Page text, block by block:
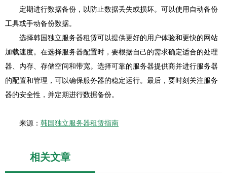
定期进行数据备份，以防止数据丢失或损坏。可以使用自动备份
工具或手动备份数据。
选择韩国独立服务器租赁可以提供更好的用户体验和更快的网站
加载速度。在选择服务器配置时，要根据自己的需求确定适合的处理
器、内存、存储空间和带宽。选择可靠的服务器提供商并进行服务器
的配置和管理，可以确保服务器的稳定运行。最后，要时刻关注服务
器的安全性，并定期进行数据备份。
来源： 韩国独立服务器租赁指南
相关文章